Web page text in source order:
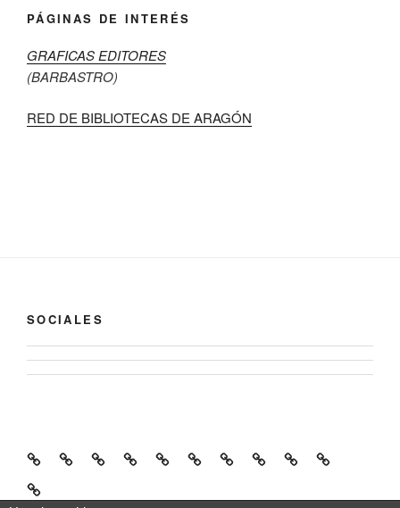
PÁGINAS DE INTERÉS
GRAFICAS EDITORES
(BARBASTRO)
RED DE BIBLIOTECAS DE ARAGÓN
SOCIALES